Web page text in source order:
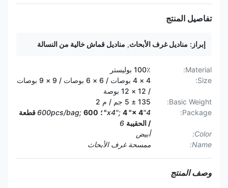
تفاصيل المنتج
إبراز: مناديل غرف الأبحاث, مناديل قماش خالية من النسالة
Material:
100٪ بوليستر
Size:
4 × 4 بوصات / 6 × 6 بوصات / 9 × 9 بوصات
/ 12 × 12 بوصة
Basic Weight:
135 ± 5 جم / م 2
Package:
4"x4"; 4 "× 4" ؛ 600pcs/bag; 600 قطعة
/ الحقيبة 6
Color:
أبيض
Name:
ممسحة غرف الأبحاث
وصف المنتج